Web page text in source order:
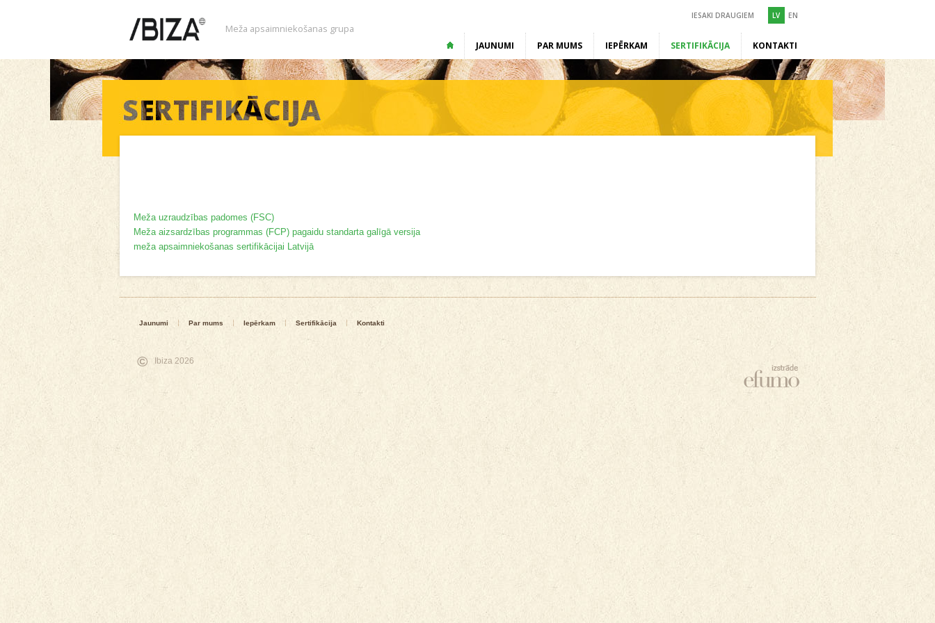
Meža apsaimniekošanas grupa
IESAKI DRAUGIEM LV EN
JAUNUMI PAR MUMS IEPĒRKAM SERTIFIKĀCIJA KONTAKTI
Meža uzraudzības padomes (FSC)
Meža aizsardzības programmas (FCP) pagaidu standarta galīgā versija
meža apsaimniekošanas sertifikācijai Latvijā
Jaunumi Par mums Iepērkam Sertifikācija Kontakti
© Ibiza 2026